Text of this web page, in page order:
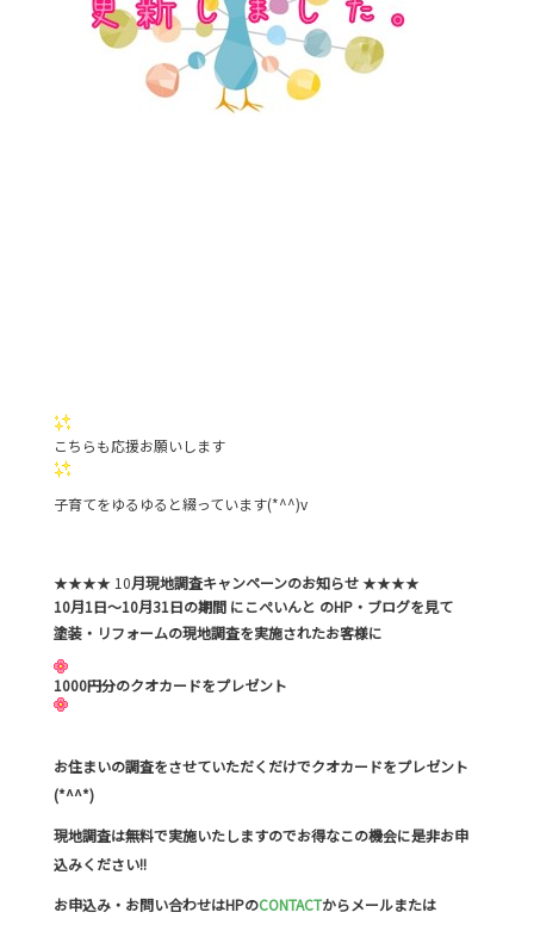
こちらも応援お願いします
子育てをゆるゆると綴っています(*^^)v
★★★★ 10月現地調査キャンペーンのお知らせ★★★★
10月1日～10月31日の期間 にこぺいんと のHP・ブログを見て
塗装・リフォームの現地調査を実施されたお客様に
1000円分のクオカードをプレゼント
お住まいの調査をさせていただくだけでクオカードをプレゼント
(*^^*)
現地調査は無料で実施いたしますのでお得なこの機会に是非お申
込みください!!
お申込み・お問い合わせはHPのCONTACTからメールまたは